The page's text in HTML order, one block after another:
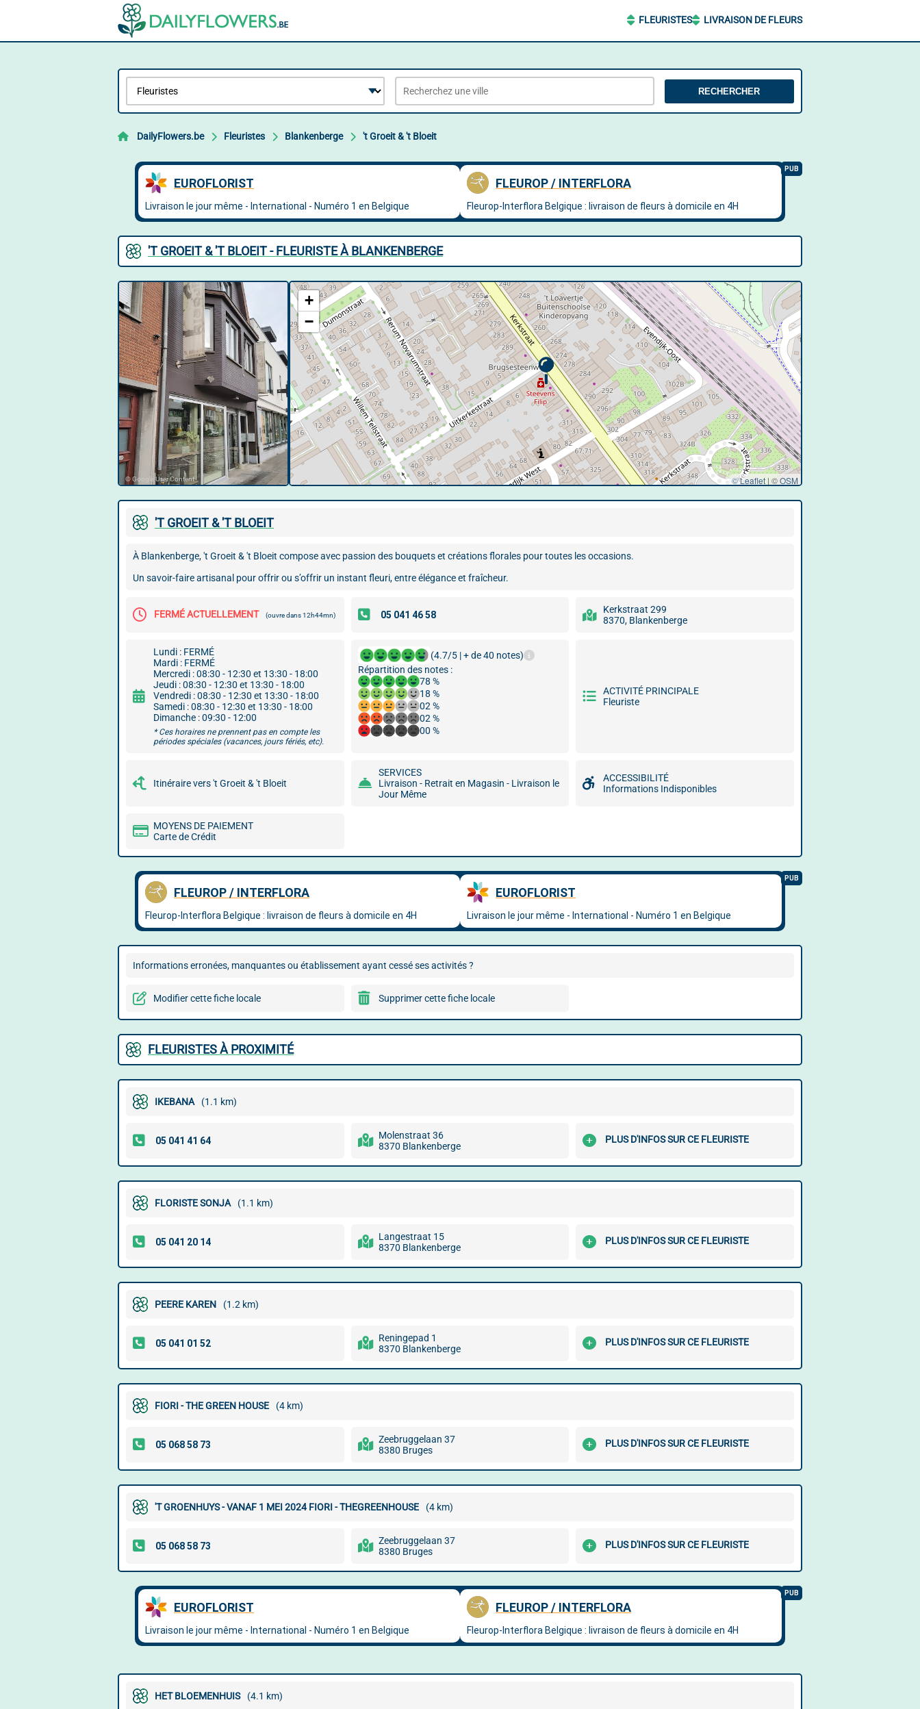
FLEURISTES LIVRAISON DE FLEURS
RECHERCHER
DailyFlowers.be Fleuristes Blankenberge 't Groeit & 't Bloeit
'T GROEIT & 'T BLOEIT - FLEURISTE À BLANKENBERGE
© Google User Content
+
−
© Leaflet |©OSM
'T GROEIT & 'T BLOEIT
À Blankenberge, 't Groeit & 't Bloeit compose avec passion des bouquets et créations florales pour toutes les occasions.
Un savoir-faire artisanal pour offrir ou s’offrir un instant fleuri, entre élégance et fraîcheur.
FERMÉ ACTUELLEMENT (ouvre dans 12h44mn)
Kerkstraat 299
8370, Blankenberge
Lundi : FERMÉ
Mardi : FERMÉ
Mercredi : 08:30 - 12:30 et 13:30 - 18:00
Jeudi : 08:30 - 12:30 et 13:30 - 18:00
Vendredi : 08:30 - 12:30 et 13:30 - 18:00
Samedi : 08:30 - 12:30 et 13:30 - 18:00
Dimanche : 09:30 - 12:00
* Ces horaires ne prennent pas en compte les
périodes spéciales (vacances, jours fériés, etc).
(4.7/5 | + de 40 notes)
Répartition des notes :
78 %
18 %
02 %
02 %
00 %
ACTIVITÉ PRINCIPALE
Fleuriste
Itinéraire vers 't Groeit & 't Bloeit
SERVICES
Livraison - Retrait en Magasin - Livraison le
Jour Même
ACCESSIBILITÉ
Informations Indisponibles
MOYENS DE PAIEMENT
Carte de Crédit
Informations erronées, manquantes ou établissement ayant cessé ses activités ?
Modifier cette fiche locale Supprimer cette fiche locale
FLEURISTES À PROXIMITÉ
IKEBANA (1.1 km)
Molenstraat 36
8370 Blankenberge
PLUS D'INFOS SUR CE FLEURISTE
FLORISTE SONJA (1.1 km)
Langestraat 15
8370 Blankenberge
PLUS D'INFOS SUR CE FLEURISTE
PEERE KAREN (1.2 km)
Reningepad 1
8370 Blankenberge
PLUS D'INFOS SUR CE FLEURISTE
FIORI - THE GREEN HOUSE (4 km)
Zeebruggelaan 37
8380 Bruges
PLUS D'INFOS SUR CE FLEURISTE
'T GROENHUYS - VANAF 1 MEI 2024 FIORI - THEGREENHOUSE (4 km)
Zeebruggelaan 37
8380 Bruges
PLUS D'INFOS SUR CE FLEURISTE
HET BLOEMENHUIS (4.1 km)